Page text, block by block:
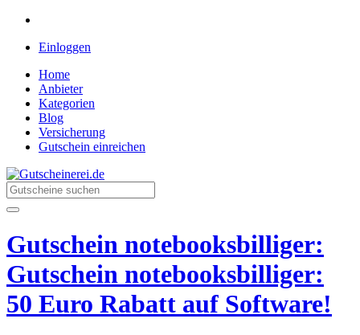
Einloggen
Home
Anbieter
Kategorien
Blog
Versicherung
Gutschein einreichen
Rabatte für jeden Einkauf
Gutschein notebooksbilliger:
Gutschein notebooksbilliger:
50 Euro Rabatt auf Software!